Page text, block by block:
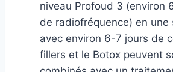
niveau Profoud 3 (environ
de radiofréquence) en une
avec environ 6-7 jours de
fillers et le Botox peuvent